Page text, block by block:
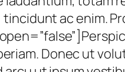
ac enim.
Donec ut